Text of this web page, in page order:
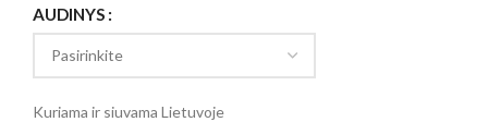
AUDINYS
Kuriama ir siuvama Lietuvoje